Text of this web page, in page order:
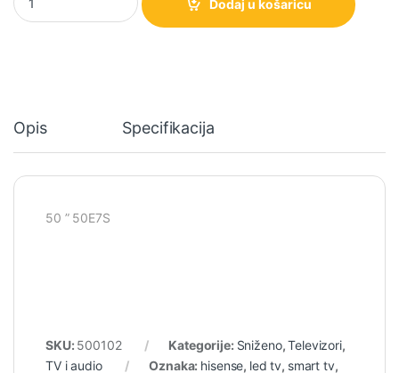
Dodaj u košaricu
Opis Specifikacija
50 ” 50E7S
SKU: 500102 Kategorije: Sniženo,Televizori,
TV i audio
Oznaka: hisense, led tv, smart tv,